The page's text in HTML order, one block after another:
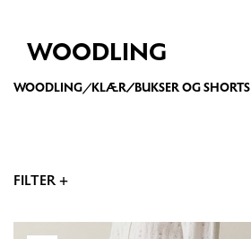
WOODLING
WOODLING/KLÆR/BUKSER OG SHORTS
FILTER +